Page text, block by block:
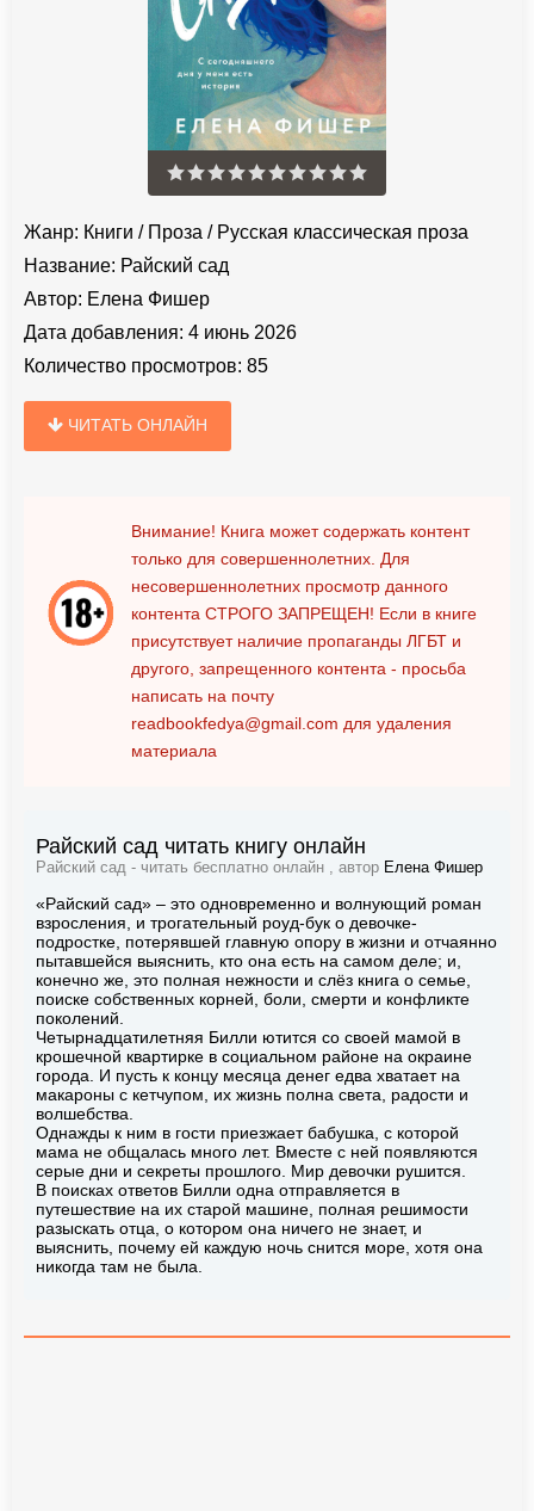
Жанр: Книги / Проза / Русская классическая проза
Название: Райский сад
Автор: Елена Фишер
Дата добавления: 4 июнь 2026
Количество просмотров: 85
ЧИТАТЬ ОНЛАЙН
Внимание! Книга может содержать контент
только для совершеннолетних. Для
несовершеннолетних просмотр данного
контента СТРОГО ЗАПРЕЩЕН! Если в книге
присутствует наличие пропаганды ЛГБТ и
другого, запрещенного контента - просьба
написать на почту
readbookfedya@gmail.com для удаления
материала
Райский сад читать книгу онлайн
Райский сад - читать бесплатно онлайн , автор Елена Фишер
«Райский сад» – это одновременно и волнующий роман
взросления, и трогательный роуд-бук о девочке-
подростке, потерявшей главную опору в жизни и отчаянно
пытавшейся выяснить, кто она есть на самом деле; и,
конечно же, это полная нежности и слёз книга о семье,
поиске собственных корней, боли, смерти и конфликте
поколений.
Четырнадцатилетняя Билли ютится со своей мамой в
крошечной квартирке в социальном районе на окраине
города. И пусть к концу месяца денег едва хватает на
макароны с кетчупом, их жизнь полна света, радости и
волшебства.
Однажды к ним в гости приезжает бабушка, с которой
мама не общалась много лет. Вместе с ней появляются
серые дни и секреты прошлого. Мир девочки рушится.
В поисках ответов Билли одна отправляется в
путешествие на их старой машине, полная решимости
разыскать отца, о котором она ничего не знает, и
выяснить, почему ей каждую ночь снится море, хотя она
никогда там не была.